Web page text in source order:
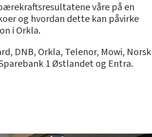
våre på en
og hvordan dette kan påvirke
i Orkla.
DNB, Orkla, Telenor, Mowi, Norsk
1 Østlandet og Entra.